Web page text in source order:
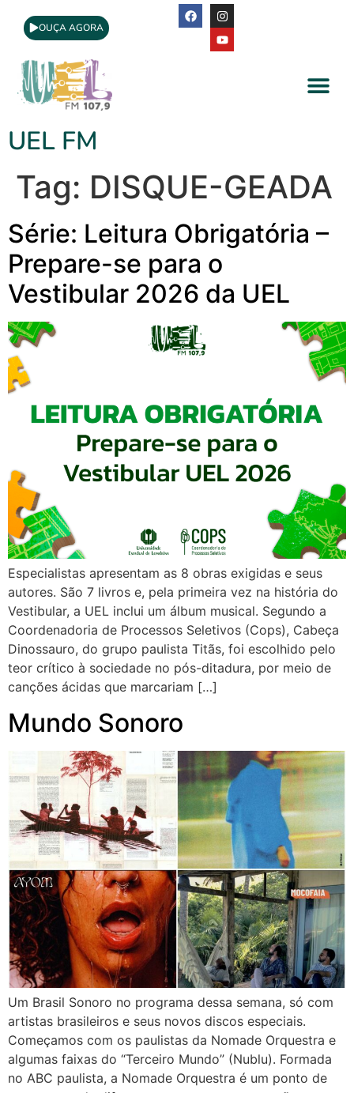
OUÇA AGORA
UEL FM
Tag: DISQUE-GEADA
Série: Leitura Obrigatória –
Prepare-se para o
Vestibular 2026 da UEL
Especialistas apresentam as 8 obras exigidas e seus
autores. São 7 livros e, pela primeira vez na história do
Vestibular, a UEL inclui um álbum musical. Segundo a
Coordenadoria de Processos Seletivos (Cops), Cabeça
Dinossauro, do grupo paulista Titãs, foi escolhido pelo
teor crítico à sociedade no pós-ditadura, por meio de
canções ácidas que marcariam […]
Mundo Sonoro
Um Brasil Sonoro no programa dessa semana, só com
artistas brasileiros e seus novos discos especiais.
Começamos com os paulistas da Nomade Orquestra e
algumas faixas do “Terceiro Mundo” (Nublu). Formada
no ABC paulista, a Nomade Orquestra é um ponto de